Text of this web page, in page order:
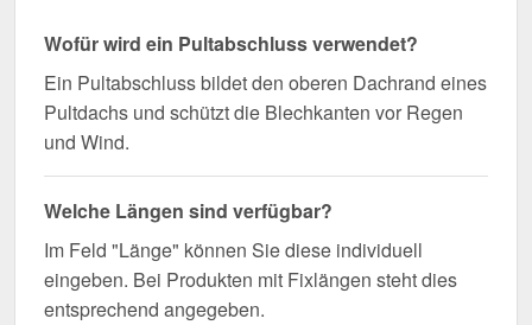
Wofür wird ein Pultabschluss verwendet?
Ein Pultabschluss bildet den oberen Dachrand eines
Pultdachs und schützt die Blechkanten vor Regen
und Wind.
Welche Längen sind verfügbar?
Im Feld "Länge" können Sie diese individuell
eingeben. Bei Produkten mit Fixlängen steht dies
entsprechend angegeben.